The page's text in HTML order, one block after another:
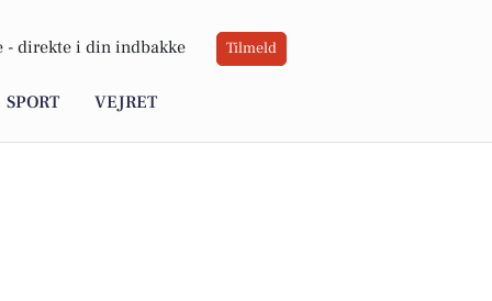
- direkte i din indbakke Tilmeld
SPORT VEJRET